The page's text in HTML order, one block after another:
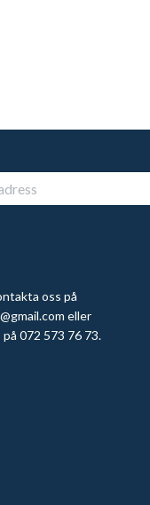
oss på
eller
072 573 76 73.